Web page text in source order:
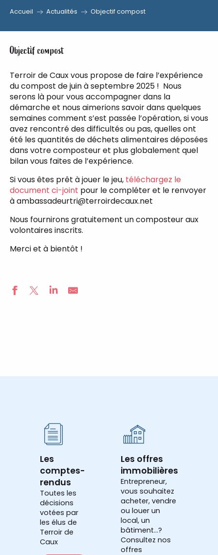
au
contenu
principal
Accueil Actualités Objectif compost
Objectif compost
Terroir de Caux vous propose de faire l’expérience
du compost de juin à septembre 2025 ! Nous
serons là pour vous accompagner dans la
démarche et nous aimerions savoir dans quelques
semaines comment s’est passée l’opération, si vous
avez rencontré des difficultés ou pas, quelles ont
été les quantités de déchets alimentaires déposées
dans votre composteur et plus globalement quel
bilan vous faites de l’expérience.
Si vous êtes prêt à jouer le jeu, téléchargez le
document ci-joint pour le compléter et le renvoyer
à ambassadeurtri@terroirdecaux.net
Nous fournirons gratuitement un composteur aux
volontaires inscrits.
Merci et à bientôt !
Les
comptes-
rendus
Toutes les
décisions
votées par
les élus de
Terroir de
Caux
Les offres
immobilières
Entrepreneur,
vous souhaitez
acheter, vendre
ou louer un
local, un
bâtiment...?
Consultez nos
offres